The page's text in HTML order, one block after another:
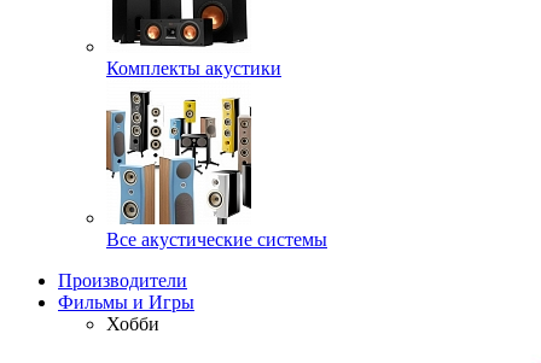
Комплекты акустики
Все акустические системы
Производители
Фильмы и Игры
Хобби